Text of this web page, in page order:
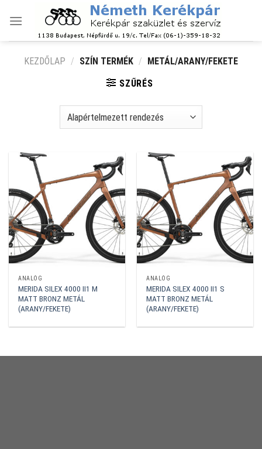
KEZDŐLAP / SZÍN TERMÉK / METÁL/ARANY/FEKETE
SZŰRÉS
ANALÓG
MERIDA SILEX 4000 II1 M
MATT BRONZ METÁL
(ARANY/FEKETE)
ANALÓG
MERIDA SILEX 4000 II1 S
MATT BRONZ METÁL
(ARANY/FEKETE)